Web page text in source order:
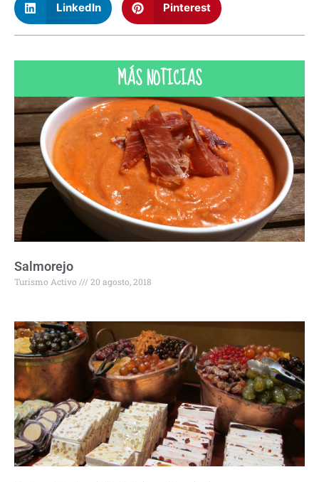
LinkedIn Pinterest
MÁS NOTICIAS
Salmorejo
Turismo Activo 20 agosto, 2018